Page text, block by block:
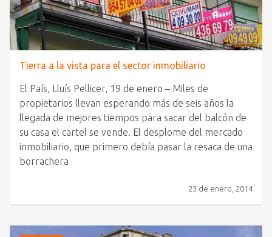
Tierra a la vista para el sector inmobiliario
El País, Lluís Pellicer, 19 de enero – Miles de
propietarios llevan esperando más de seis años la
llegada de mejores tiempos para sacar del balcón de
su casa el cartel se vende. El desplome del mercado
inmobiliario, que primero debía pasar la resaca de una
borrachera
23 de enero, 2014